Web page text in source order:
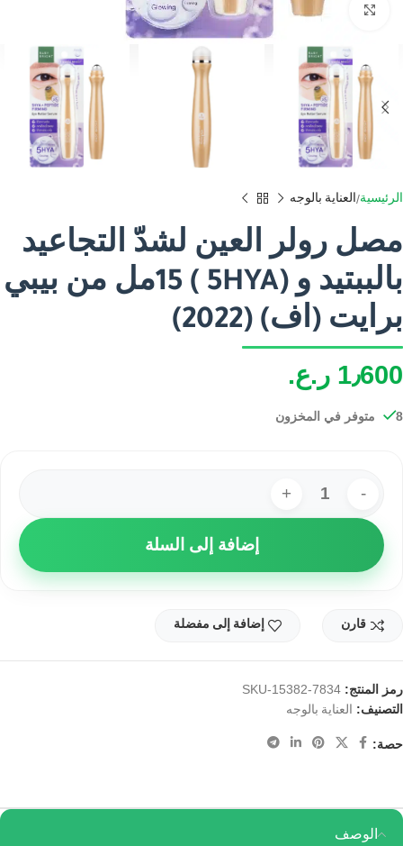
اضغط للتكبير
الرئيسية العناية بالوجه
مصل رولر العين لشدّ التجاعيد
بالببتيد و (5HYA ) 15مل من بيبي
برايت (اف) (2022)
1٫600 ر.ع.
8 متوفر في المخزون
إضافة إلى السلة
قارن إضافة إلى مفضلة
رمز المنتج: SKU-15382-7834
التصنيف: العناية بالوجه
حصة:
الوصف